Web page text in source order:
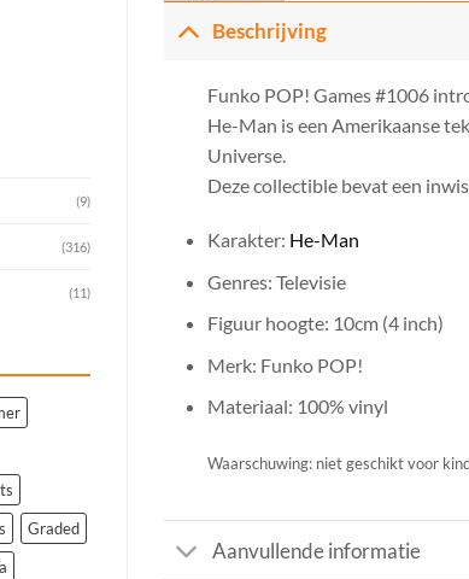
(9)
(316)
(11)
Graded
Beschrijving
Funko POP! Games #1006
He-Man is een Amerikaanse
Universe.
Deze collectible bevat een
Karakter: He-Man
Genres: Televisie
Figuur hoogte: 10cm (4 inch)
Merk: Funko POP!
Materiaal: 100% vinyl
Waarschuwing: niet geschikt voor
Aanvullende informatie